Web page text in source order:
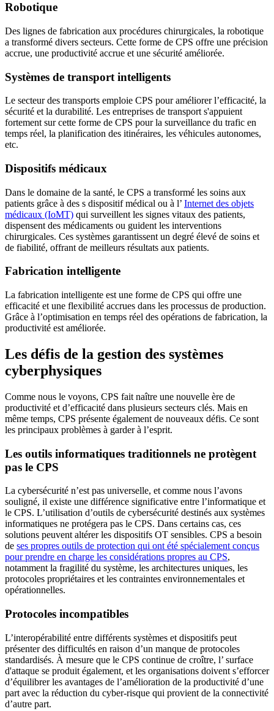
Robotique
Des lignes de fabrication aux procédures chirurgicales, la robotique
a transformé divers secteurs. Cette forme de CPS offre une précision
accrue, une productivité accrue et une sécurité améliorée.
Systèmes de transport intelligents
Le secteur des transports emploie CPS pour améliorer l’efficacité, la
sécurité et la durabilité. Les entreprises de transport s'appuient
fortement sur cette forme de CPS pour la surveillance du trafic en
temps réel, la planification des itinéraires, les véhicules autonomes,
etc.
Dispositifs médicaux
Dans le domaine de la santé, le CPS a transformé les soins aux
patients grâce à des s dispositif médical ou à l’ Internet des objets
médicaux (IoMT) qui surveillent les signes vitaux des patients,
dispensent des médicaments ou guident les interventions
chirurgicales. Ces systèmes garantissent un degré élevé de soins et
de fiabilité, offrant de meilleurs résultats aux patients.
Fabrication intelligente
La fabrication intelligente est une forme de CPS qui offre une
efficacité et une flexibilité accrues dans les processus de production.
Grâce à l’optimisation en temps réel des opérations de fabrication, la
productivité est améliorée.
Les défis de la gestion des systèmes
cyberphysiques
Comme nous le voyons, CPS fait naître une nouvelle ère de
productivité et d’efficacité dans plusieurs secteurs clés. Mais en
même temps, CPS présente également de nouveaux défis. Ce sont
les principaux problèmes à garder à l’esprit.
Les outils informatiques traditionnels ne protègent
pas le CPS
La cybersécurité n’est pas universelle, et comme nous l’avons
souligné, il existe une différence significative entre l’informatique et
le CPS. L’utilisation d’outils de cybersécurité destinés aux systèmes
informatiques ne protégera pas le CPS. Dans certains cas, ces
solutions peuvent altérer les dispositifs OT sensibles. CPS a besoin
de ses propres outils de protection qui ont été spécialement conçus
pour prendre en charge les considérations propres au CPS,
notamment la fragilité du système, les architectures uniques, les
protocoles propriétaires et les contraintes environnementales et
opérationnelles.
Protocoles incompatibles
L’interopérabilité entre différents systèmes et dispositifs peut
présenter des difficultés en raison d’un manque de protocoles
standardisés. À mesure que le CPS continue de croître, l’ surface
d'attaque se produit également, et les organisations doivent s’efforcer
d’équilibrer les avantages de l’amélioration de la productivité d’une
part avec la réduction du cyber-risque qui provient de la connectivité
d’autre part.